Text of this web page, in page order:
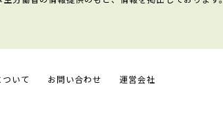
いて お問い合わせ 運営会社